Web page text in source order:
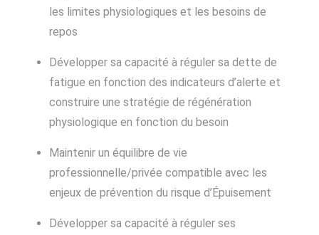
les limites physiologiques et les besoins de
repos
Développer sa capacité à réguler sa dette de
fatigue en fonction des indicateurs d’alerte et
construire une stratégie de régénération
physiologique en fonction du besoin
Maintenir un équilibre de vie
professionnelle/privée compatible avec les
enjeux de prévention du risque d’Épuisement
Développer sa capacité à réguler ses